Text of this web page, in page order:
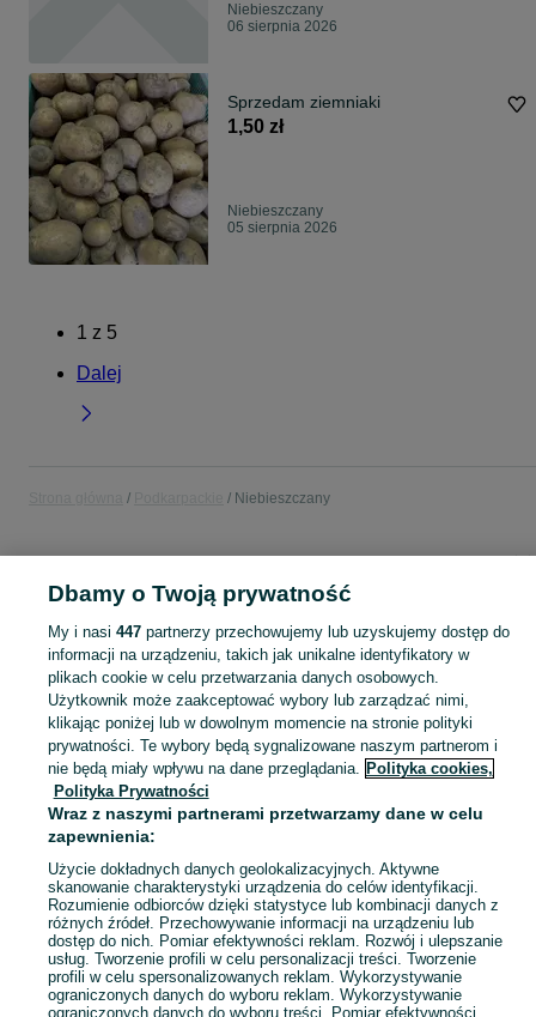
Niebieszczany
06 sierpnia 2026
Sprzedam ziemniaki
1,50 zł
Niebieszczany
05 sierpnia 2026
1 z 5
Dalej
Niebieszczany
stylowy apartment w sanoku
Zobacz
Mapa kategorii
Mapa miejscowości
Mapa ministron
Popularne wyszukiwania
Dbamy o Twoją prywatność
My i nasi 447partnerzy przechowujemy lub uzyskujemy dostęp do
informacji na urządzeniu, takich jak unikalne identyfikatory w
plikach cookie w celu przetwarzania danych osobowych.
Użytkownik może zaakceptować wybory lub zarządzać nimi,
klikając poniżej lub w dowolnym momencie na stronie polityki
prywatności. Te wybory będą sygnalizowane naszym partnerom i
nie będą miały wpływu na dane przeglądania. Polityka cookies,
Polityka Prywatności
Wraz z naszymi partnerami przetwarzamy dane w celu
zapewnienia:
Użycie dokładnych danych geolokalizacyjnych. Aktywne
skanowanie charakterystyki urządzenia do celów identyfikacji.
Rozumienie odbiorców dzięki statystyce lub kombinacji danych z
różnych źródeł. Przechowywanie informacji na urządzeniu lub
dostęp do nich. Pomiar efektywności reklam. Rozwój i ulepszanie
usług. Tworzenie profili w celu personalizacji treści. Tworzenie
profili w celu spersonalizowanych reklam. Wykorzystywanie
ograniczonych danych do wyboru reklam. Wykorzystywanie
ograniczonych danych do wyboru treści. Pomiar efektywności